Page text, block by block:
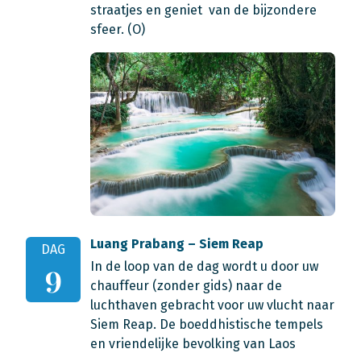
straatjes en geniet van de bijzondere
sfeer. (O)
DAG
9
Luang Prabang – Siem Reap
In de loop van de dag wordt u door uw
chauffeur (zonder gids) naar de
luchthaven gebracht voor uw vlucht naar
Siem Reap. De boeddhistische tempels
en vriendelijke bevolking van Laos